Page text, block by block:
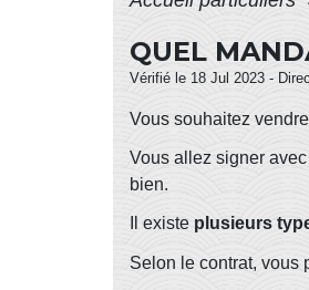
QUEL
Vérifié le 18 Jul 2023 -
Vous souhaitez
Vous allez signer
bien.
Il existe plusieurs
Selon le contrat, vous